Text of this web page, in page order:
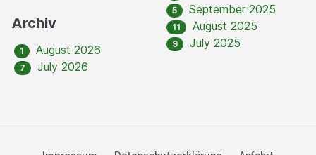
Archiv
1 August 2026
7 July 2026
5 September 2025
11 August 2025
9 July 2025